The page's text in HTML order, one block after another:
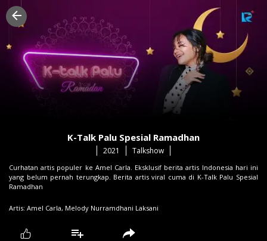
K-Talk Palu Spesial Ramadhan
2021 Talkshow
Curhatan artis populer ke Amel Carla. Eksklusif berita artis Indonesia hari ini
yang belum pernah terungkap. Berita artis viral cuma di K-Talk Palu Spesial
Ramadhan
Artis: Amel Carla, Melody Nurramdhani Laksani